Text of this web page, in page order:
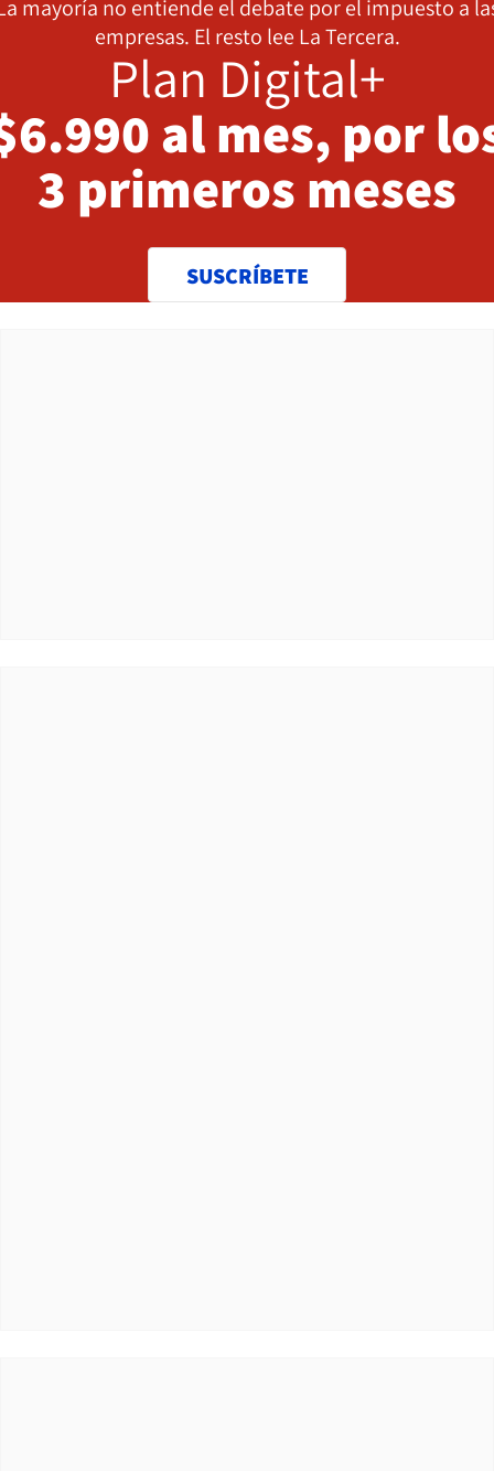
mayoría no entiende el debate por el impuesto a
empresas. El resto lee La Tercera.
Plan Digital+
al mes, por
3 primeros meses
SUSCRÍBETE